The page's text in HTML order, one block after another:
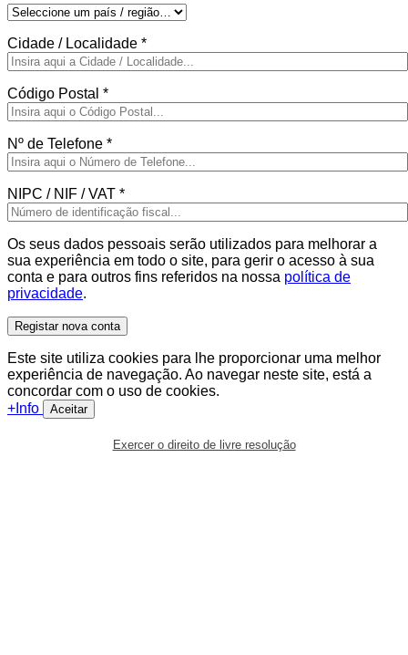
Cidade / Localidade *
Código Postal *
Nº de Telefone *
NIPC / NIF / VAT *
Os seus dados pessoais serão utilizados para melhorar a
sua experiência em todo o site, para gerir o acesso à sua
conta e para outros fins referidos na nossa política de
privacidade.
Registar nova conta
Este site utiliza cookies para lhe proporcionar uma melhor
experiência de navegação. Ao navegar neste site, está a
concordar com o uso de cookies.
+Info
Aceitar
Exercer o direito de livre resolução